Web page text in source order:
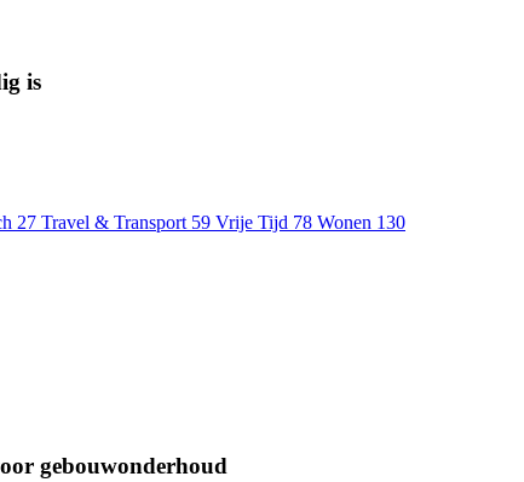
is
27 Travel & Transport 59 Vrije Tijd 78 Wonen 130
gebouwonderhoud